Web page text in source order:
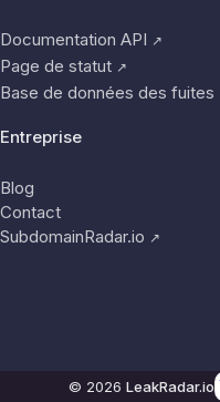
Documentation API ↗
Page de statut ↗
Base de données des fuites
Entreprise
Blog
Contact
SubdomainRadar.io ↗
© 2026 LeakRadar.io